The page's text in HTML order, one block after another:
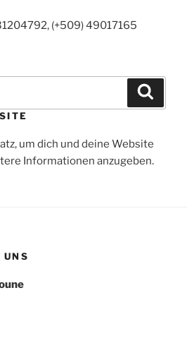
(+509) 49017165
um dich und deine Website
Informationen anzugeben.